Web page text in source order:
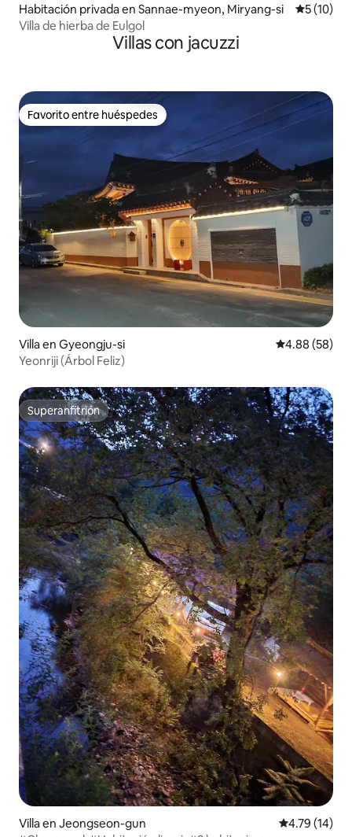
Habitación privada en Sannae-myeon, Miryang-si
5 (10)
Villa de hierba de Eulgol
Villas con jacuzzi
Favorito entre huéspedes
Favorito entre huéspedes
Villa en Gyeongju-si Calificación
4.88 (58)
Yeonriji (Árbol Feliz)
Superanfitrión
Superanfitrión
Villa en Jeongseon-gun Calificación
4.79 (14)